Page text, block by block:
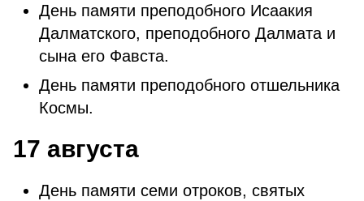
День памяти преподобного Исаакия
Далматского, преподобного Далмата и
сына его Фавста.
День памяти преподобного отшельника
Космы.
17 августа
День памяти семи отроков, святых